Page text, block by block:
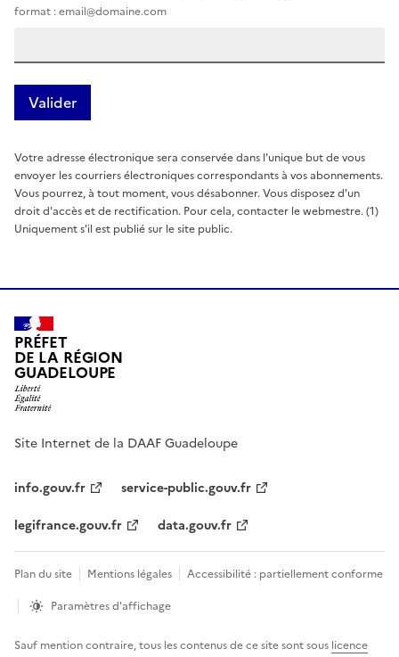
format : email@domaine.com
Votre adresse électronique sera conservée dans l'unique but de vous
envoyer les courriers électroniques correspondants à vos abonnements.
Vous pourrez, à tout moment, vous désabonner. Vous disposez d'un
droit d'accès et de rectification. Pour cela, contacter le webmestre. (1)
Uniquement s'il est publié sur le site public.
PRÉFET
DE LA RÉGION
GUADELOUPE
Site Internet de la DAAF Guadeloupe
info.gouv.fr
service-public.gouv.fr
legifrance.gouv.fr
data.gouv.fr
Plan du site Mentions légales
Accessibilité : partiellement conforme
Paramètres d'affichage
Sauf mention contraire, tous les contenus de ce site sont sous licence